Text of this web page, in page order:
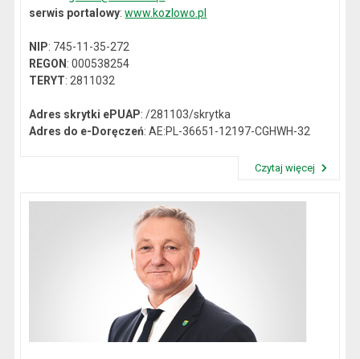
serwis portalowy:www.kozlowo.pl
NIP: 745-11-35-272
REGON: 000538254
TERYT: 2811032
Adres skrytki ePUAP: /281103/skrytka
Adres do e-Doręczeń: AE:PL-36651-12197-CGHWH-32
Czytaj więcej